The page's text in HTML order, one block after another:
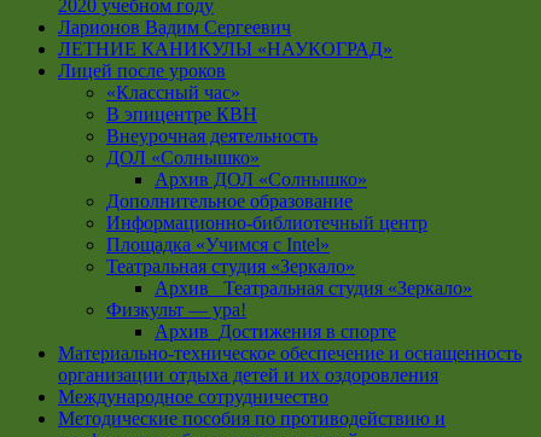
2020 учебном году
Ларионов Вадим Сергеевич
ЛЕТНИЕ КАНИКУЛЫ «НАУКОГРАД»
Лицей после уроков
«Классный час»
В эпицентре КВН
Внеурочная деятельность
ДОЛ «Солнышко»
Архив ДОЛ «Солнышко»
Дополнительное образование
Информационно-библиотечный центр
Площадка «Учимся с Intel»
Театральная студия «Зеркало»
Архив _Театральная студия «Зеркало»
Физкульт — ура!
Архив_Достижения в спорте
Материально-техническое обеспечение и оснащенность
организации отдыха детей и их оздоровления
Международное сотрудничество
Методические пособия по противодействию и